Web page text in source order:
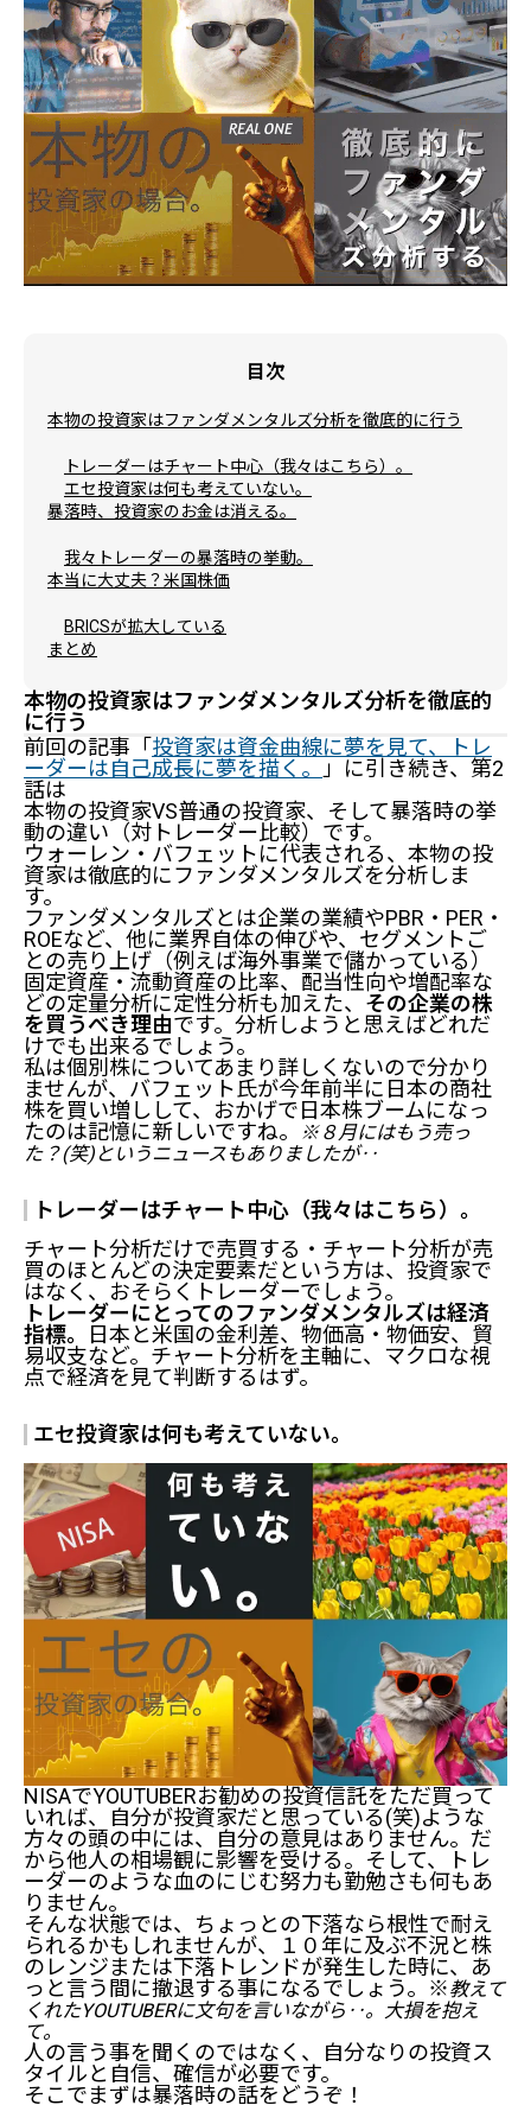
目次
本物の投資家はファンダメンタルズ分析を徹底的に行う
トレーダーはチャート中心（我々はこちら）。
エセ投資家は何も考えていない。
暴落時、投資家のお金は消える。
我々トレーダーの暴落時の挙動。
本当に大丈夫？米国株価
BRICSが拡大している
まとめ
本物の投資家はファンダメンタルズ分析を徹底的
に行う
前回の記事「投資家は資金曲線に夢を見て、トレ
ーダーは自己成長に夢を描く。
」に引き続き、第2
話は
本物の投資家VS普通の投資家、そして暴落時の挙
動の違い（対トレーダー比較）です。
ウォーレン・バフェットに代表される、本物の投
資家は徹底的にファンダメンタルズを分析しま
す。
ファンダメンタルズとは企業の業績やPBR・PER・
ROEなど、他に業界自体の伸びや、セグメントご
との売り上げ（例えば海外事業で儲かっている）
固定資産・流動資産の比率、配当性向や増配率な
どの定量分析に定性分析も加えた、 その企業の株
を買うべき理由です。分析しようと思えばどれだ
けでも出来るでしょう。
私は個別株についてあまり詳しくないので分かり
ませんが、バフェット氏が今年前半に日本の商社
株を買い増しして、おかげで日本株ブームになっ
たのは記憶に新しいですね。
※８月にはもう売っ
た？(笑)というニュースもありましたが‥
トレーダーはチャート中心（我々はこちら）。
チャート分析だけで売買する・チャート分析が売
買のほとんどの決定要素だという方は、投資家で
はなく、おそらくトレーダーでしょう。
トレーダーにとってのファンダメンタルズは経済
指標。
日本と米国の金利差、物価高・物価安、貿
易収支など。チャート分析を主軸に、マクロな視
点で経済を見て判断するはず。
エセ投資家は何も考えていない。
NISAでYOUTUBERお勧めの投資信託をただ買って
いれば、自分が投資家だと思っている(笑)ような
方々の頭の中には、自分の意見はありません。だ
から他人の相場観に影響を受ける。そして、トレ
ーダーのような血のにじむ努力も勤勉さも何もあ
りません。
そんな状態では、ちょっとの下落なら根性で耐え
られるかもしれませんが、１０年に及ぶ不況と株
のレンジまたは下落トレンドが発生した時に、あ
っと言う間に撤退する事になるでしょう。※教えて
くれたYOUTUBERに文句を言いながら‥。大損を抱え
て。
人の言う事を聞くのではなく、自分なりの投資ス
タイルと自信、確信が必要です。
そこでまずは暴落時の話をどうぞ！